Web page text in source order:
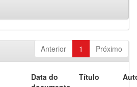
Anterior 1 Próximo
Data do
Título